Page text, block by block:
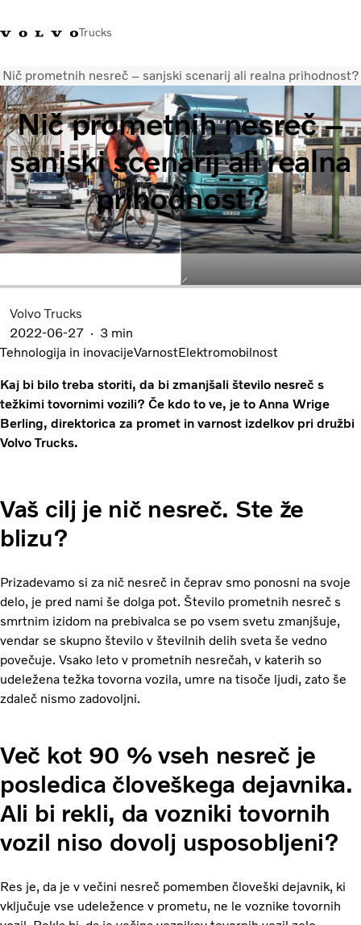
Trucks
+386 1 500 10 60Volvo Trucks Slovenija kontaktiVolvo Trucks StoreSlovenija
Prevozne rešitve
Tovorna vozila
Storitve
Iskalnik servisov
Novice
O nas
Obrnite se na nas
Nič prometnih nesreč – sanjski scenarij ali realna prihodnost?
Nič prometnih nesreč –
sanjski scenarij ali realna
prihodnost?
Volvo Trucks
2022-06-27
3 min
Tehnologija in inovacijeVarnostElektromobilnost
Kaj bi bilo treba storiti, da bi zmanjšali število nesreč s
težkimi tovornimi vozili? Če kdo to ve, je to Anna Wrige
Berling, direktorica za promet in varnost izdelkov pri družbi
Volvo Trucks.
Vaš cilj je nič nesreč. Ste že
blizu?
Prizadevamo si za nič nesreč in čeprav smo ponosni na svoje
delo, je pred nami še dolga pot. Število prometnih nesreč s
smrtnim izidom na prebivalca se po vsem svetu zmanjšuje,
vendar se skupno število v številnih delih sveta še vedno
povečuje. Vsako leto v prometnih nesrečah, v katerih so
udeležena težka tovorna vozila, umre na tisoče ljudi, zato še
zdaleč nismo zadovoljni.
Več kot 90 % vseh nesreč je
posledica človeškega dejavnika.
Ali bi rekli, da vozniki tovornih
vozil niso dovolj usposobljeni?
Res je, da je v večini nesreč pomemben človeški dejavnik, ki
vključuje vse udeležence v prometu, ne le voznike tovornih